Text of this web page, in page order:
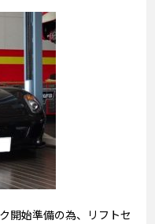
開始準備の為、リフトセ